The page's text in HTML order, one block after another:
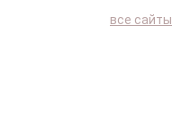
все сайты